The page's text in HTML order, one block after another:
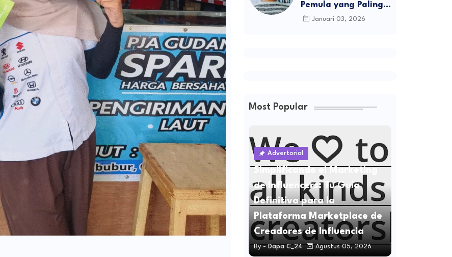
Pemula yang Paling
Sering Terjadi dan
Januari 03, 2026
Most Popular
Advertorial
Simplificando el Marketing
de Influencers: Tu Guía
Definitiva para la
Plataforma Marketplace de
Creadores de Influencia
By - Dapa C_24 Agustus 05, 2026